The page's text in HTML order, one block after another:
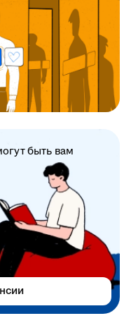
быть вам